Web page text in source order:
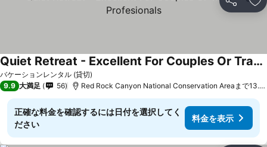
シェア お
バケーションレンタル (貸切)
Quiet Retreat - Excellent For Couples Or Traveling Profesionals
9.9 大満足 56 Red Rock Canyon National Conservation Areaまで13.3 km
正確な料金を確認するには日付を選択してく
ださい
料金を表示